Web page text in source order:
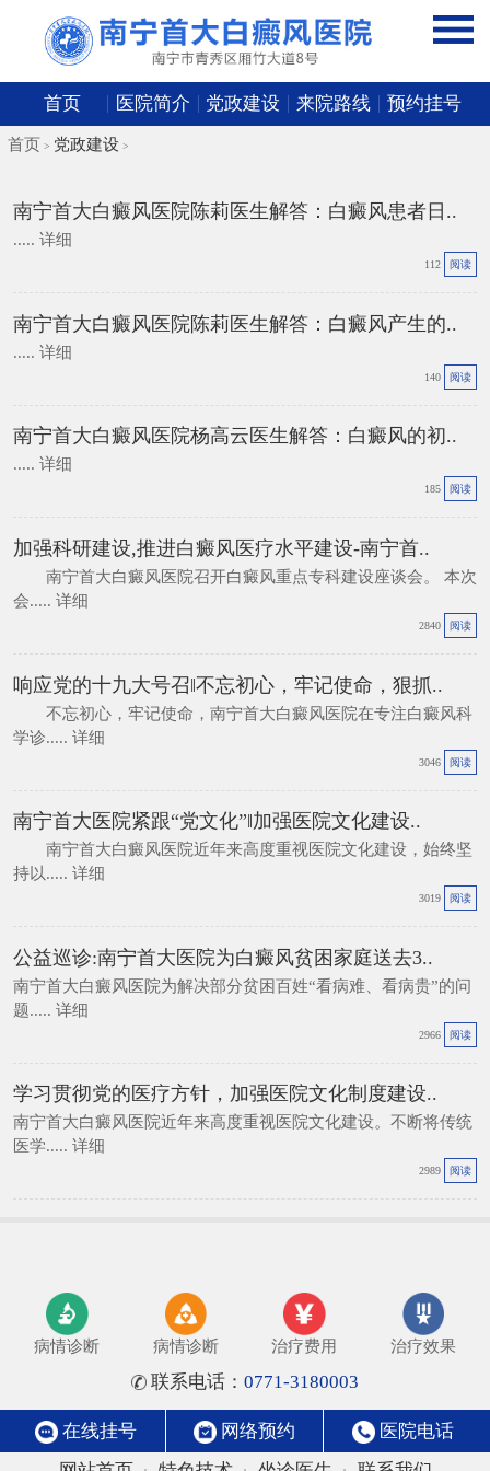
首页 医院简介 党政建设 来院路线 预约挂号
首页 > 党政建设 >
南宁首大白癜风医院陈莉医生解答：白癜风患者日..
..... 详细
112 阅读
南宁首大白癜风医院陈莉医生解答：白癜风产生的..
..... 详细
140 阅读
南宁首大白癜风医院杨高云医生解答：白癜风的初..
..... 详细
185 阅读
加强科研建设,推进白癜风医疗水平建设-南宁首..
南宁首大白癜风医院召开白癜风重点专科建设座谈会。 本次
会..... 详细
2840 阅读
响应党的十九大号召‖不忘初心，牢记使命，狠抓..
不忘初心，牢记使命，南宁首大白癜风医院在专注白癜风科
学诊..... 详细
3046 阅读
南宁首大医院紧跟“党文化”‖加强医院文化建设..
南宁首大白癜风医院近年来高度重视医院文化建设，始终坚
持以..... 详细
3019 阅读
公益巡诊:南宁首大医院为白癜风贫困家庭送去3..
南宁首大白癜风医院为解决部分贫困百姓“看病难、看病贵”的问
题..... 详细
2966 阅读
学习贯彻党的医疗方针，加强医院文化制度建设..
南宁首大白癜风医院近年来高度重视医院文化建设。不断将传统
医学..... 详细
2989 阅读
病情诊断 病情诊断 治疗费用 治疗效果
联系电话： 0771-3180003
在线挂号 网络预约
医院电话